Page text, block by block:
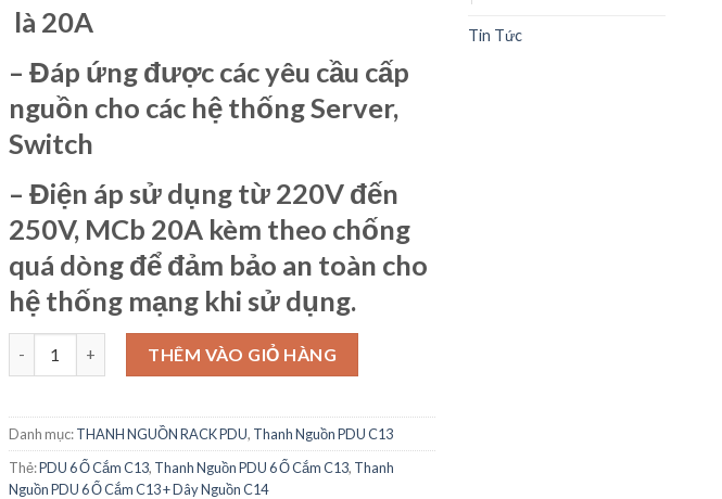
là 20A
– Đáp ứng được các yêu cầu cấp
nguồn cho các hệ thống Server,
Switch
– Điện áp sử dụng từ 220V đến
250V, MCb 20A kèm theo chống
quá dòng để đảm bảo an toàn cho
hệ thống mạng khi sử dụng.
Thanh Nguồn PDU 6 Ổ Cắm C13 + Dây Nguồn C14 số lượng
THÊM VÀO GIỎ HÀNG
Danh mục:THANH NGUỒN RACK PDU, Thanh Nguồn PDU C13
Thẻ:PDU 6 Ổ Cắm C13, Thanh Nguồn PDU 6 Ổ Cắm C13, Thanh
Nguồn PDU 6 Ổ Cắm C13 + Dây Nguồn C14
Tin Tức